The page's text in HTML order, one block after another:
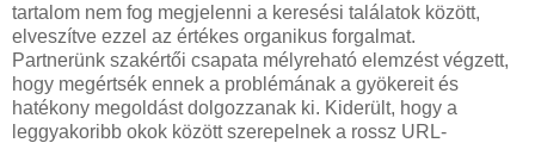
tartalom nem fog megjelenni a keresési találatok között,
elveszítve ezzel az értékes organikus forgalmat.
Partnerünk szakértői csapata mélyreható elemzést végzett,
hogy megértsék ennek a problémának a gyökereit és
hatékony megoldást dolgozzanak ki. Kiderült, hogy a
leggyakoribb okok között szerepelnek a rossz URL-